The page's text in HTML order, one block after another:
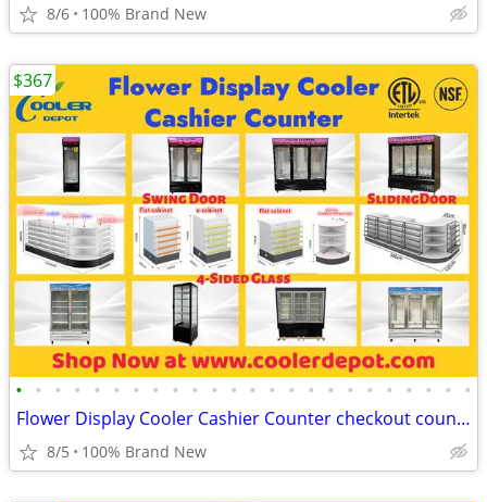
8/6 100% Brand New
• • • • • • • • • • • • • • • • • • • • • • • •
Flower Display Cooler Cashier Counter checkout counter
8/5 100% Brand New
$367